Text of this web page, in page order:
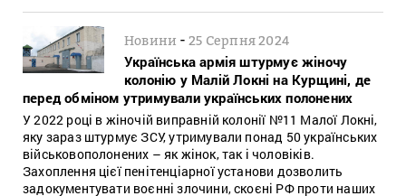
Новини -25 Серпня 2024
Українська армія штурмує жіночу
колонію у Малій Локні на Курщині, де
перед обміном утримували українських полонених
У 2022 році в жіночій виправній колонії №11 Малої Локні,
яку зараз штурмує ЗСУ, утримували понад 50 українських
військовополонених – як жінок, так і чоловіків.
Захоплення цієї пенітенціарної установи дозволить
задокументувати воєнні злочини, скоєні РФ проти наших